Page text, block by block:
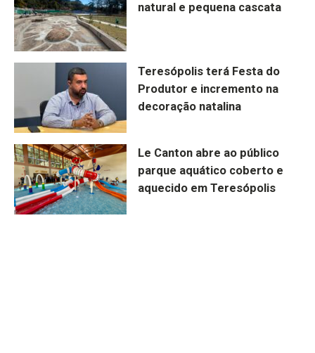
natural e pequena cascata
Teresópolis terá Festa do
Produtor e incremento na
decoração natalina
Le Canton abre ao público
parque aquático coberto e
aquecido em Teresópolis